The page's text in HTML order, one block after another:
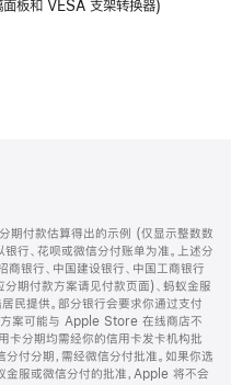
板和 VESA 支架转换器)
期付款估算得出的示例 (仅显示整数数
行、花呗或微信分付账单为准。上述分
银行、中国建设银行、中国工商银行
期付款方案请见付款页面)、蚂蚁金服
民提供。部分银行会要求你通过支付
案可能与 Apple Store 在线商店不
卡分期均需经你的信用卡发卡机构批
分付分期，需经微信分付批准。如果你选
金服或微信分付的批准，Apple 将不会